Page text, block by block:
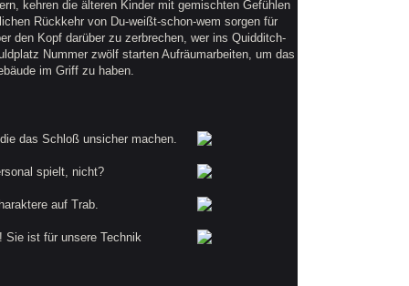
kehren die älteren Kinder mit gemischten Gefühlen
Rückkehr von Du-weißt-schon-wem sorgen für
den Kopf darüber zu zerbrechen, wer ins Quidditch-
Nummer zwölf starten Aufräumarbeiten, um das
im Griff zu haben.
das Schloß unsicher machen.
spielt, nicht?
auf Trab.
Sie ist für unsere Technik